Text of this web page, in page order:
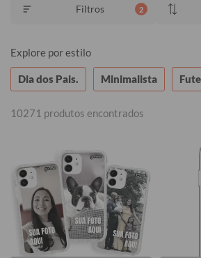
contra impactos, arranhões e sujeira
Filtros 2
Explore por estilo
Dia dos Pais. Minimalista
10271 produtos encontrados